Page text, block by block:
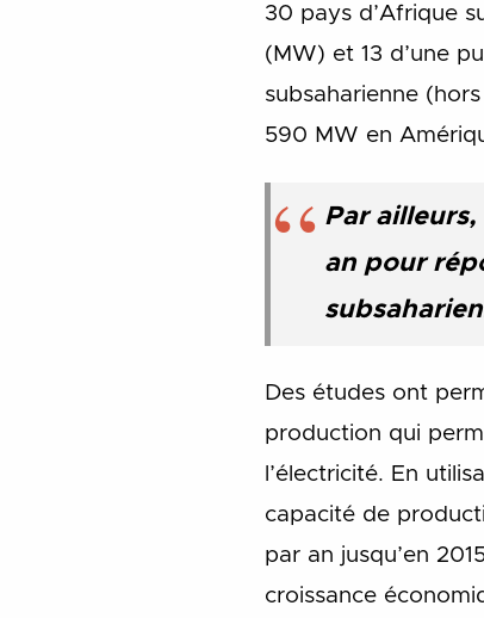
30 pays d’Afrique
(MW) et 13 d’une
subsaharienne
590 MW en
Par
an pour
Des études ont
production qui
l’électricité. En
capacité de
par an jusqu’en
croissance